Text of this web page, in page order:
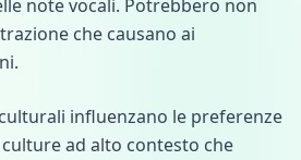
note vocali. Potrebbero non
che causano ai
influenzano le preferenze
ad alto contesto che